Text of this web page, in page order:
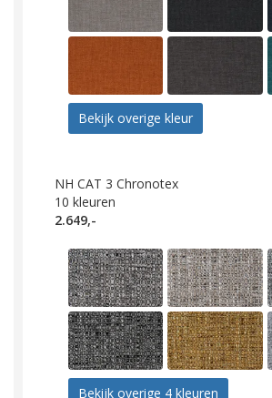
Bekijk overige kleur
NH CAT 3 Chronotex
10 kleuren
2.649,-
Bekijk overige 4 kleuren